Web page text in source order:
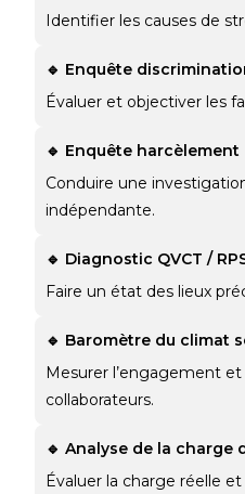
Identifier les causes de
🔹 Enquête
Évaluer et objectiver les
🔹 Enquête harcèlement
Conduire une
indépendante.
🔹 Diagnostic QVCT /
Faire un état des lieux
🔹 Baromètre du climat
Mesurer l’engagement
collaborateurs.
🔹 Analyse de la charge
Évaluer la charge réelle